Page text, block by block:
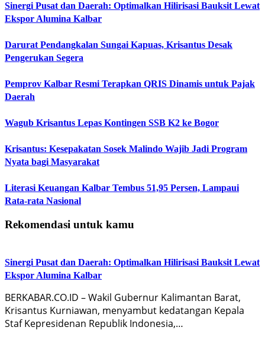
Sinergi Pusat dan Daerah: Optimalkan Hilirisasi Bauksit Lewat
Ekspor Alumina Kalbar
Darurat Pendangkalan Sungai Kapuas, Krisantus Desak
Pengerukan Segera
Pemprov Kalbar Resmi Terapkan QRIS Dinamis untuk Pajak
Daerah
Wagub Krisantus Lepas Kontingen SSB K2 ke Bogor
Krisantus: Kesepakatan Sosek Malindo Wajib Jadi Program
Nyata bagi Masyarakat
Literasi Keuangan Kalbar Tembus 51,95 Persen, Lampaui
Rata-rata Nasional
Rekomendasi untuk kamu
Sinergi Pusat dan Daerah: Optimalkan Hilirisasi Bauksit Lewat
Ekspor Alumina Kalbar
BERKABAR.CO.ID – Wakil Gubernur Kalimantan Barat,
Krisantus Kurniawan, menyambut kedatangan Kepala
Staf Kepresidenan Republik Indonesia,…